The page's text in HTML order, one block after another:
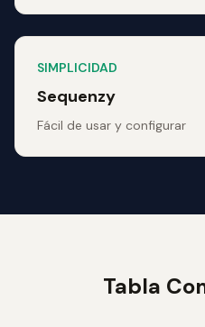
SIMPLICIDAD
Sequenzy
Fácil de usar y configurar
Tabla